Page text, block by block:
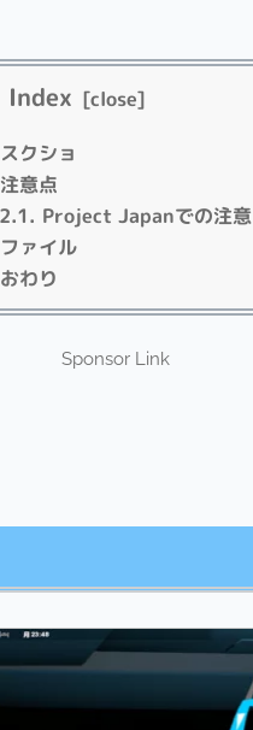
Index
スクショ
注意点
Project Japanでの注意
ファイル
おわり
Sponsor Link